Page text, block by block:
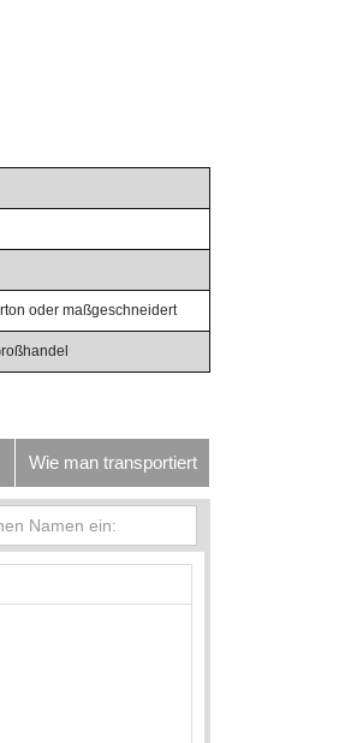
oder maßgeschneidert
Wie man transportiert